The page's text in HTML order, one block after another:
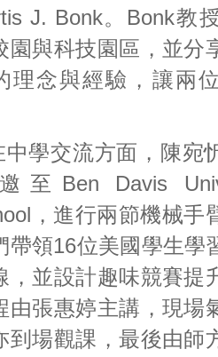
J. Bonk。Bonk教
園與科技園區，並分
理念與經驗，讓兩
中學交流方面，陳宛
至Ben Davis
，進行兩節機械手
帶領16位美國學生學
，並設計趣味競賽提
由張惠婷主講，現場
到場觀課，最後由師